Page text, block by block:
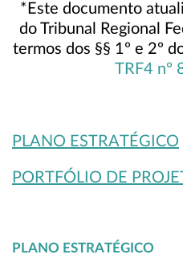
*Este documento
do Tribunal Regional
termos dos §§ 1º e 2º
TRF4 nº
PLANO ESTRATÉGICO
PORTFÓLIO DE
PLANO ESTRATÉGICO